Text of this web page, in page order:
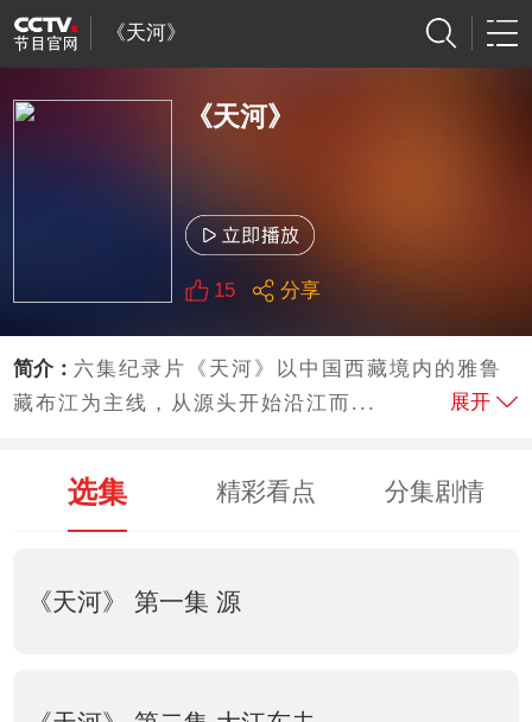
《天河》
《天河》
15 分享
简介： 六集纪录片《天河》以中国西藏境内的雅鲁
藏布江为主线，从源头开始沿江而...
展开
选集 精彩看点 分集剧情
《天河》 第一集 源